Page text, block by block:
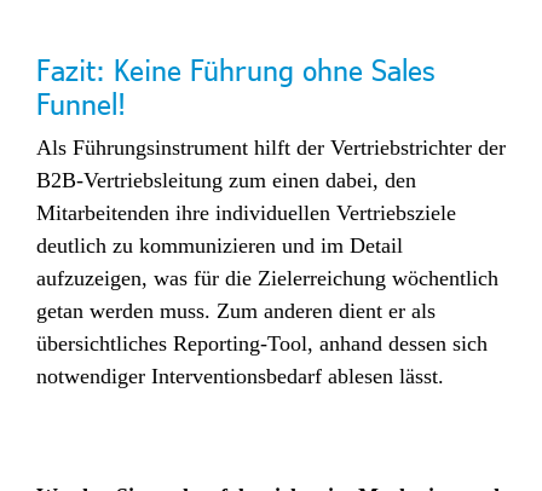
Fazit: Keine Führung ohne Sales
Funnel!
Als Führungsinstrument hilft der Vertriebstrichter der
B2B-Vertriebsleitung zum einen dabei, den
Mitarbeitenden ihre individuellen Vertriebsziele
deutlich zu kommunizieren und im Detail
aufzuzeigen, was für die Zielerreichung wöchentlich
getan werden muss. Zum anderen dient er als
übersichtliches Reporting-Tool, anhand dessen sich
notwendiger Interventionsbedarf ablesen lässt.